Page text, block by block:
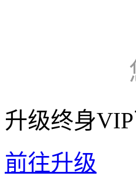
升级终身
前往升级